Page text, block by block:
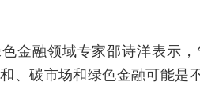
金融领域专家邵诗洋表示
、碳市场和绿色金融可能是